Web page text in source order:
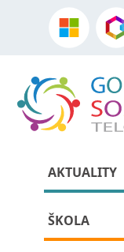
AKTUALITY
ŠKOLA